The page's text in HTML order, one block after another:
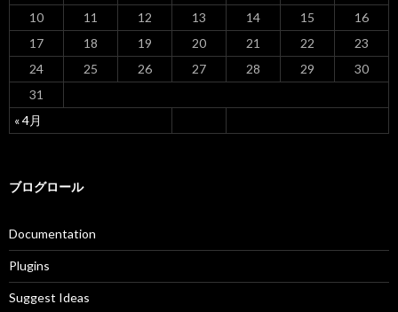
« 4月
10
11 12 13 14 15
16
17
18 19 20 21 22
23
24
25 26 27 28 29
30
31
ブログロール
Documentation
Plugins
Suggest Ideas